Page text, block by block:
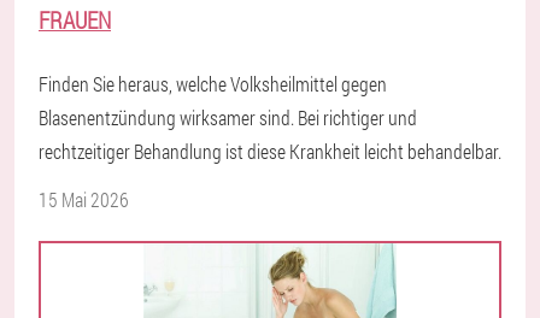
FRAUEN
Finden Sie heraus, welche Volksheilmittel gegen
Blasenentzündung wirksamer sind. Bei richtiger und
rechtzeitiger Behandlung ist diese Krankheit leicht behandelbar.
15 Mai 2026